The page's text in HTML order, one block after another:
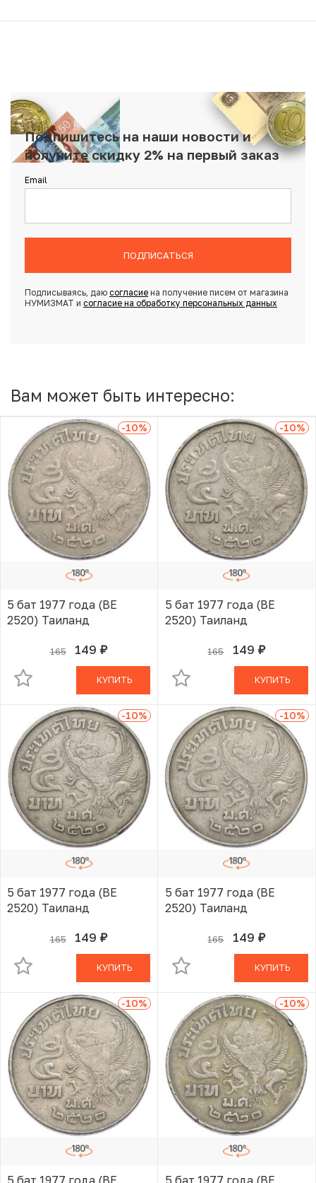
Подпишитесь на наши новости и
получите скидку 2% на первый заказ
Email
ПОДПИСАТЬСЯ
Подписываясь, даю согласиена получение писем от магазина
НУМИЗМАТ и согласие на обработку персональных данных
Вам может быть интересно:
-10%
5 бат 1977 года (BE
2520) Таиланд
165 149 руб.
В КОРЗИНЕ
КУПИТЬ
-10%
5 бат 1977 года (BE
2520) Таиланд
165 149 руб.
В КОРЗИНЕ
КУПИТЬ
-10%
5 бат 1977 года (BE
2520) Таиланд
165 149 руб.
В КОРЗИНЕ
КУПИТЬ
-10%
5 бат 1977 года (BE
2520) Таиланд
165 149 руб.
В КОРЗИНЕ
КУПИТЬ
-10%
5 бат 1977 года (BE
-10%
5 бат 1977 года (BE